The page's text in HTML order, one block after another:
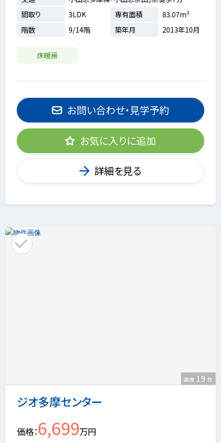
間取り
3LDK 専有面積
83.07m²
階数
9/14階 築年月 2013年10月
床暖房
お問い合わせ・見学予約
お気に入りに追加
詳細を見る
ジオ多摩センター
画像 19 枚
価格 6,699万円